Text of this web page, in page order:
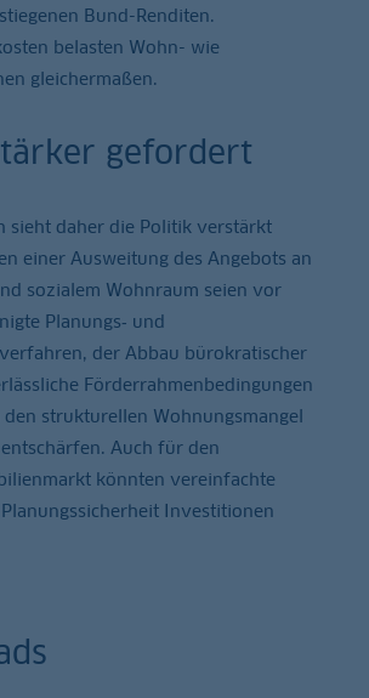
Bund-Renditen.
belasten Wohn- wie
gleichermaßen.
gefordert
sieht daher die Politik verstärkt
einer Ausweitung des Angebots an
sozialem Wohnraum seien vor
Planungs‑ und
der Abbau bürokratischer
Förderrahmenbedingungen
strukturellen Wohnungsmangel
Auch für den
könnten vereinfachte
Investitionen